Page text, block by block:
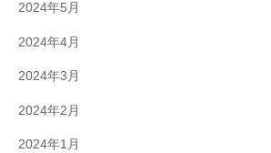
2024年5月
2024年4月
2024年3月
2024年2月
2024年1月